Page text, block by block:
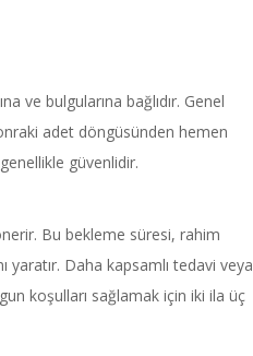
ve bulgularına bağlıdır. Genel
adet döngüsünden hemen
güvenlidir.
Bu bekleme süresi, rahim
Daha kapsamlı tedavi veya
koşulları sağlamak için iki ila üç